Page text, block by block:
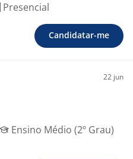
Presencial
Candidatar-me
22 jun
Ensino Médio (2º Grau)